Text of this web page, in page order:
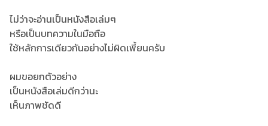
ไม่ว่าจะอ่านเป็นหนังสือเล่มๆ
หรือเป็นบทความในมือถือ
ใช้หลักการเดียวกันอย่างไม่ผิดเพี้ยนครับ
ผมขอยกตัวอย่าง
เป็นหนังสือเล่มดีกว่านะ
เห็นภาพชัดดี